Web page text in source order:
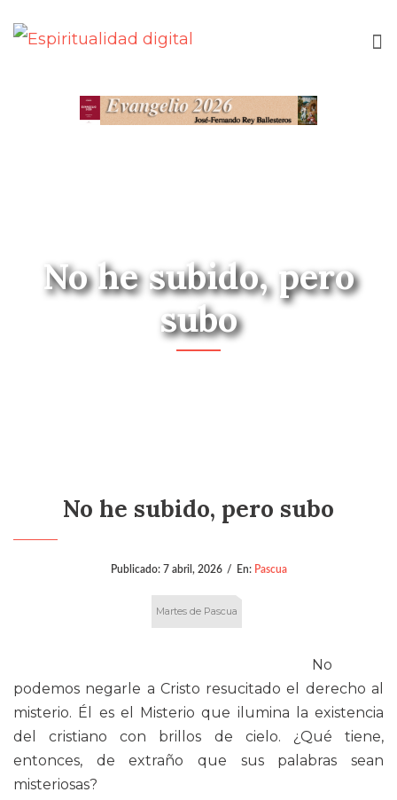
No he subido, pero
subo
No he subido, pero subo
Publicado: 7 abril, 2026 / En: Pascua
Martes de Pascua
No
podemos negarle a Cristo resucitado el derecho al
misterio. Él es el Misterio que ilumina la existencia
del cristiano con brillos de cielo. ¿Qué tiene,
entonces, de extraño que sus palabras sean
misteriosas?